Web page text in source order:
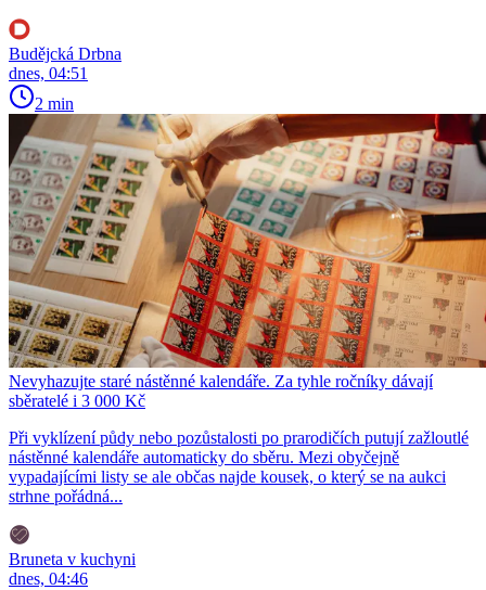
Budějcká Drbna
dnes, 04:51
2 min
Nevyhazujte staré nástěnné kalendáře. Za tyhle ročníky dávají
sběratelé i 3 000 Kč
Při vyklízení půdy nebo pozůstalosti po prarodičích putují zažloutlé
nástěnné kalendáře automaticky do sběru. Mezi obyčejně
vypadajícími listy se ale občas najde kousek, o který se na aukci
strhne pořádná...
Bruneta v kuchyni
dnes, 04:46